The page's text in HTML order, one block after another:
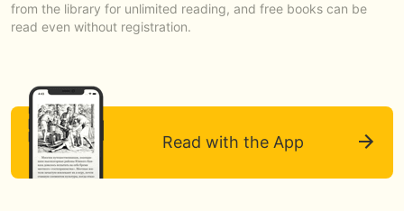
from the library for unlimited reading, and free books can be
read even without registration.
Read with the App